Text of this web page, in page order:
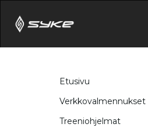
Etusivu
Verkkovalmennukset
Treeniohjelmat